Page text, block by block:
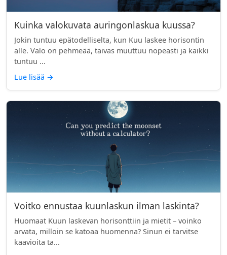
Kuinka valokuvata auringonlaskua kuussa?
Jokin tuntuu epätodelliselta, kun Kuu laskee horisontin
alle. Valo on pehmeää, taivas muuttuu nopeasti ja kaikki
tuntuu ...
Lue lisää →
Voitko ennustaa kuunlaskun ilman laskinta?
Huomaat Kuun laskevan horisonttiin ja mietit – voinko
arvata, milloin se katoaa huomenna? Sinun ei tarvitse
kaavioita ta...